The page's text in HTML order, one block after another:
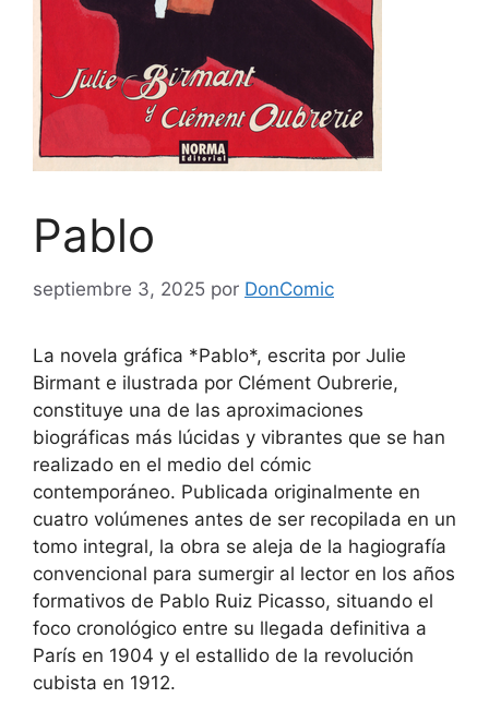
Pablo
septiembre 3, 2025 por DonComic
La novela gráfica *Pablo*, escrita por Julie
Birmant e ilustrada por Clément Oubrerie,
constituye una de las aproximaciones
biográficas más lúcidas y vibrantes que se han
realizado en el medio del cómic
contemporáneo. Publicada originalmente en
cuatro volúmenes antes de ser recopilada en un
tomo integral, la obra se aleja de la hagiografía
convencional para sumergir al lector en los años
formativos de Pablo Ruiz Picasso, situando el
foco cronológico entre su llegada definitiva a
París en 1904 y el estallido de la revolución
cubista en 1912.